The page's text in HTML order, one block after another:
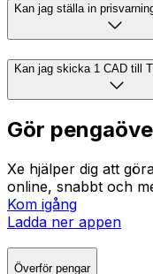
Kan jag ställa in
Kan jag skicka 1 CAD till
Gör
Xe hjälper dig att
online, snabbt och
Kom igång
Ladda ner appen
Överför pengar